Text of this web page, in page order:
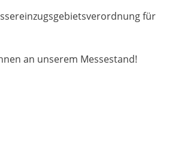
für
an unserem Messestand!